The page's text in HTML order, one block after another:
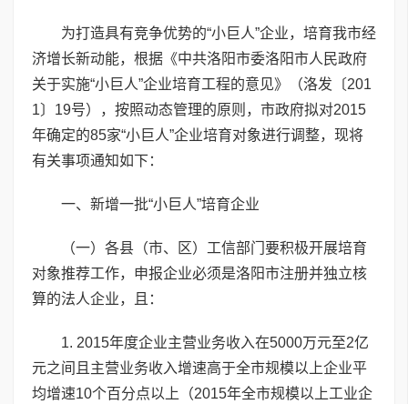
为打造具有竞争优势的“小巨人”企业，培育我市经
济增长新动能，根据《中共洛阳市委洛阳市人民政府
关于实施“小巨人”企业培育工程的意见》（洛发〔201
1〕19号），按照动态管理的原则，市政府拟对2015
年确定的85家“小巨人”企业培育对象进行调整，现将
有关事项通知如下：
一、新增一批“小巨人”培育企业
（一）各县（市、区）工信部门要积极开展培育
对象推荐工作，申报企业必须是洛阳市注册并独立核
算的法人企业，且：
1. 2015年度企业主营业务收入在5000万元至2亿
元之间且主营业务收入增速高于全市规模以上企业平
均增速10个百分点以上（2015年全市规模以上工业企